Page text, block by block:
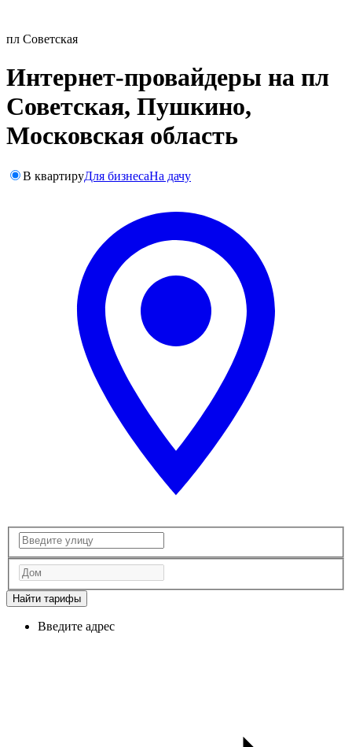
пл Советская
Интернет-провайдеры на пл
Советская, Пушкино,
Московская область
В квартируДля бизнесаНа дачу
Найти тарифы
Введите адрес